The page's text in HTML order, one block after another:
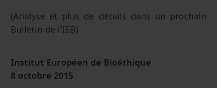
(Analyse et plus de détails dans un prochain
Bulletin de l'IEB)
Institut Européen de Bioéthique
8 octobre 2015